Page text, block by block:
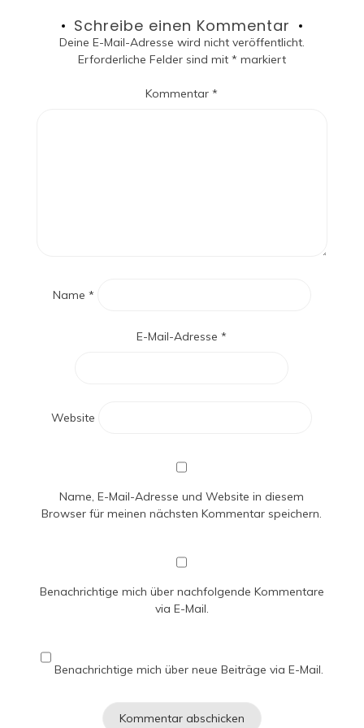
Schreibe einen Kommentar
Deine E-Mail-Adresse wird nicht veröffentlicht.
Erforderliche Felder sind mit * markiert
Kommentar*
Name *
E-Mail-Adresse*
Website
Name, E-Mail-Adresse und Website in diesem
Browser für meinen nächsten Kommentar speichern.
Benachrichtige mich über nachfolgende Kommentare
via E-Mail.
Benachrichtige mich über neue Beiträge via E-Mail.